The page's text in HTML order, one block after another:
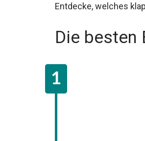
Entdecke, welches
Die besten